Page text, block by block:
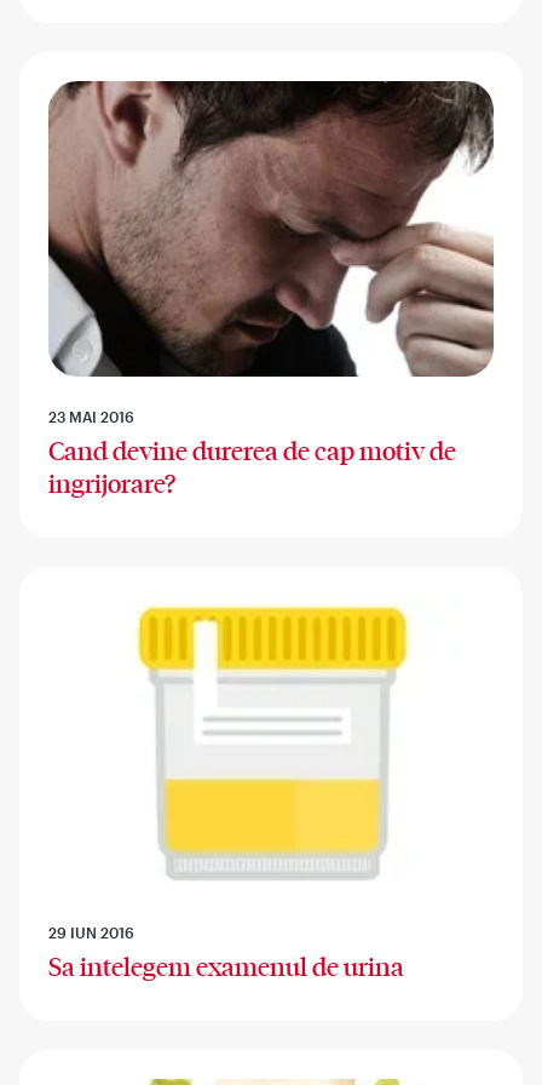
23 MAI 2016
Cand devine durerea de cap motiv de
ingrijorare?
29 IUN 2016
Sa intelegem examenul de urina